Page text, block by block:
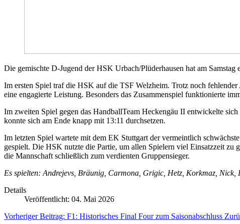
Die gemischte D-Jugend der HSK Urbach/Plüderhausen hat am
Im ersten Spiel traf die HSK auf die TSF Welzheim. Trotz noch
eine engagierte Leistung. Besonders das Zusammenspiel funktionierte
Im zweiten Spiel gegen das HandballTeam Heckengäu II entwickelte
konnte sich am Ende knapp mit 13:11 durchsetzen.
Im letzten Spiel wartete mit dem EK Stuttgart der vermeintlich
gespielt. Die HSK nutzte die Partie, um allen Spielern viel Einsatzzeit
die Mannschaft schließlich zum verdienten Gruppensieger.
Es spielten: Andrejevs, Bräunig, Carmona, Grigic, Hetz, Korkmaz, Nick,
Details
Veröffentlicht: 04. Mai 2026
Vorheriger Beitrag: F1: Historisches Final Four zum Saisonabschluss